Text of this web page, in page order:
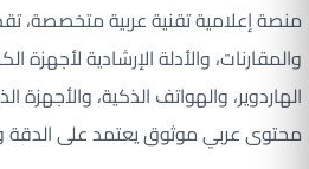
منصة إعلامية تقنية عربية متخصصة،
والمقارنات، والأدلة الإرشادية لأجهزة
الهاردوير، والهواتف الذكية، والأجهزة
محتوى عربي موثوق يعتمد على الدقة